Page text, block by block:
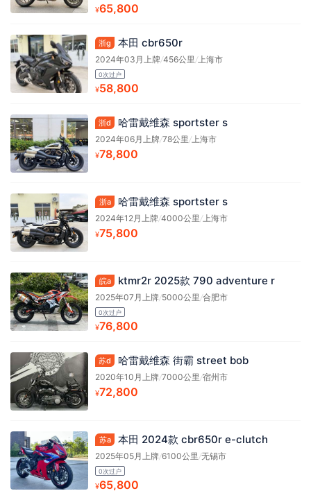
¥65,800
浙g 本田 cbr650r
2024年03月上牌/456公里/上海市
0次过户
¥58,800
浙d 哈雷戴维森 sportster s
2024年06月上牌/78公里/上海市
¥78,800
浙a 哈雷戴维森 sportster s
2024年12月上牌/4000公里/上海市
¥75,800
皖a ktmr2r 2025款 790 adventure r
2025年07月上牌/5000公里/合肥市
0次过户
¥76,800
苏d 哈雷戴维森 街霸 street bob
2020年10月上牌/7000公里/宿州市
¥72,800
苏a 本田 2024款 cbr650r e-clutch
2025年05月上牌/6100公里/无锡市
0次过户
¥65,800